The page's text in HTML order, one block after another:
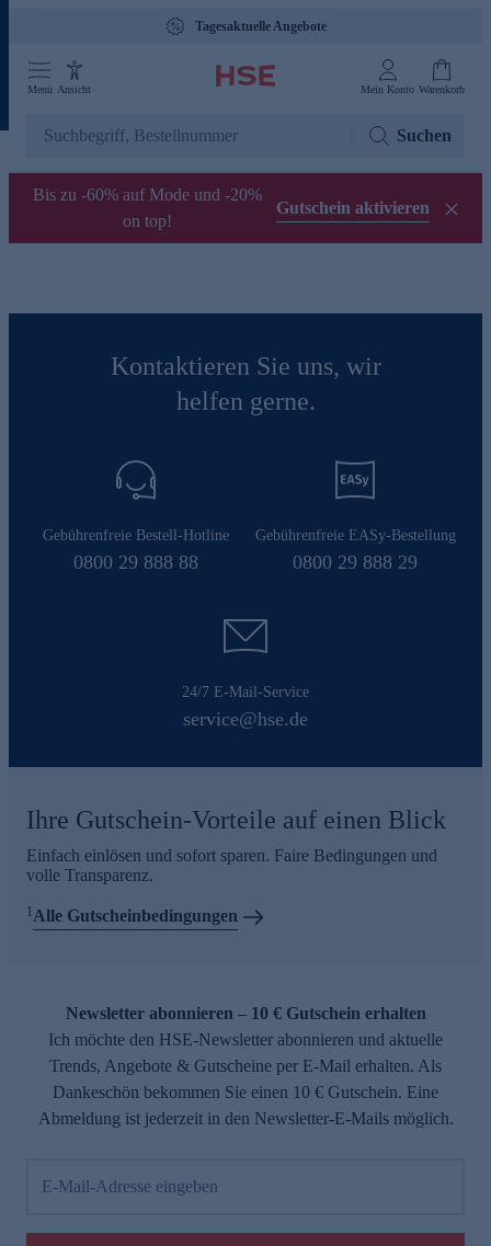
Tagesaktuelle Angebote
Menü Ansicht Mein Konto Warenkorb
Suchen
Bis zu -60% auf Mode und -20%
on top!
Gutschein aktivieren
Kontaktieren Sie uns, wir
helfen gerne.
Gebührenfreie Bestell-Hotline
0800 29 888 88
Gebührenfreie EASy-Bestellung
0800 29 888 29
24/7 E-Mail-Service
service@hse.de
Ihre Gutschein-Vorteile auf einen Blick
Einfach einlösen und sofort sparen. Faire Bedingungen und
volle Transparenz.
1Alle Gutscheinbedingungen
Newsletter abonnieren – 10 € Gutschein erhalten
Ich möchte den HSE-Newsletter abonnieren und aktuelle
Trends, Angebote & Gutscheine per E-Mail erhalten. Als
Dankeschön bekommen Sie einen 10 € Gutschein. Eine
Abmeldung ist jederzeit in den Newsletter-E-Mails möglich.
E-Mail-Adresse eingeben